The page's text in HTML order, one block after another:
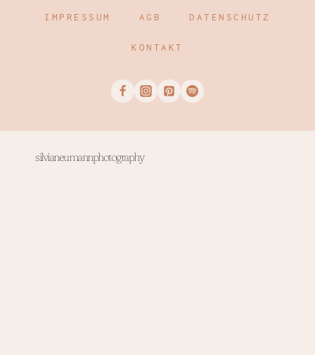
IMPRESSUM AGB DATENSCHUTZ
KONTAKT
silvianeumannphotography